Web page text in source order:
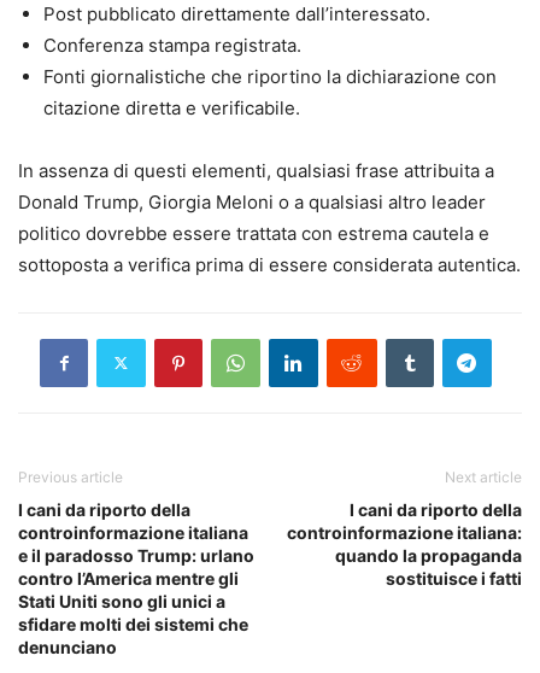
Post pubblicato direttamente dall’interessato.
Conferenza stampa registrata.
Fonti giornalistiche che riportino la dichiarazione con
citazione diretta e verificabile.
In assenza di questi elementi, qualsiasi frase attribuita a
Donald Trump, Giorgia Meloni o a qualsiasi altro leader
politico dovrebbe essere trattata con estrema cautela e
sottoposta a verifica prima di essere considerata autentica.
Previous article
I cani da riporto della
controinformazione italiana
e il paradosso Trump: urlano
contro l’America mentre gli
Stati Uniti sono gli unici a
sfidare molti dei sistemi che
denunciano
Next article
I cani da riporto della
controinformazione italiana:
quando la propaganda
sostituisce i fatti